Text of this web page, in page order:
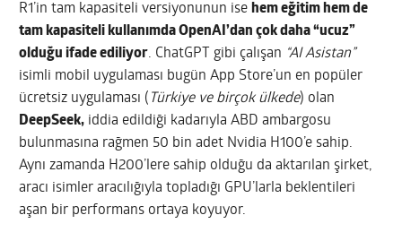
R1’in tam kapasiteli versiyonunun ise hem eğitim hem de
tam kapasiteli kullanımda OpenAI’dan çok daha “ucuz”
olduğu ifade ediliyor. ChatGPT gibi çalışan “AI Asistan”
isimli mobil uygulaması bugün App Store’un en popüler
ücretsiz uygulaması ( Türkiye ve birçok ülkede) olan
DeepSeek, iddia edildiği kadarıyla ABD ambargosu
bulunmasına rağmen 50 bin adet Nvidia H100’e sahip.
Aynı zamanda H200’lere sahip olduğu da aktarılan şirket,
aracı isimler aracılığıyla topladığı GPU’larla beklentileri
aşan bir performans ortaya koyuyor.